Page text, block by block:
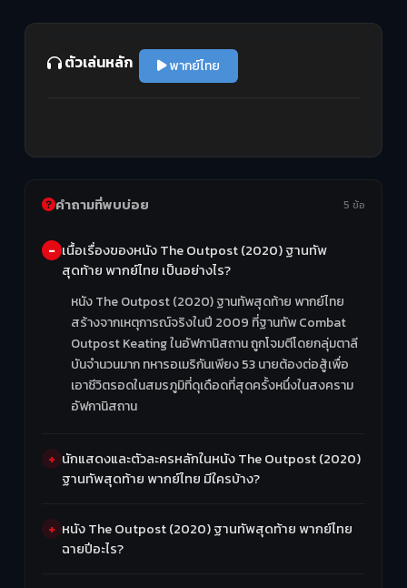
ตัวเล่นหลัก พากย์ไทย
คำถามที่พบบ่อย 5 ข้อ
เนื้อเรื่องของหนัง The Outpost (2020) ฐานทัพ
สุดท้าย พากย์ไทย เป็นอย่างไร?
หนัง The Outpost (2020) ฐานทัพสุดท้าย พากย์ไทย
สร้างจากเหตุการณ์จริงในปี 2009 ที่ฐานทัพ Combat
Outpost Keating ในอัฟกานิสถาน ถูกโจมตีโดยกลุ่มตาลี
บันจำนวนมาก ทหารอเมริกันเพียง 53 นายต้องต่อสู้เพื่อ
เอาชีวิตรอดในสมรภูมิที่ดุเดือดที่สุดครั้งหนึ่งในสงคราม
อัฟกานิสถาน
นักแสดงและตัวละครหลักในหนัง The Outpost (2020)
ฐานทัพสุดท้าย พากย์ไทย มีใครบ้าง?
หนัง The Outpost (2020) ฐานทัพสุดท้าย พากย์ไทย
ฉายปีอะไร?